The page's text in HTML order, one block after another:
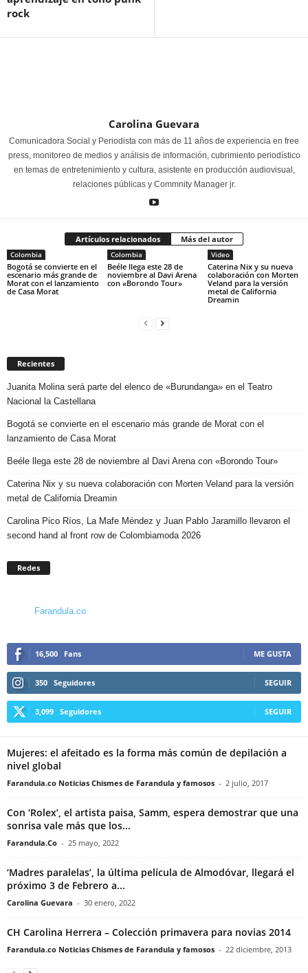
rock
Carolina Guevara
Comunicadora Social y Periodista con más de 11 años de experiencia en free
press, monitoreo de medios y análisis de información, cubrimiento periodístico
en temas de entretenimiento y cultura, asistente en producción audiovisual,
relaciones públicas y Commnity Manager jr.
Artículos relacionados Más del autor
Colombia
Bogotá se convierte en el
escenario más grande de
Morat con el lanzamiento
de Casa Morat
Colombia
Beéle llega este 28 de
noviembre al Davi Arena
con «Borondo Tour»
Video
Caterina Nix y su nueva
colaboración con Morten
Veland para la versión
metal de California
Dreamin
Recientes
Juanita Molina será parte del elenco de «Burundanga» en el Teatro
Nacional la Castellana
Bogotá se convierte en el escenario más grande de Morat con el
lanzamiento de Casa Morat
Beéle llega este 28 de noviembre al Davi Arena con «Borondo Tour»
Caterina Nix y su nueva colaboración con Morten Veland para la versión
metal de California Dreamin
Carolina Pico Ríos, La Mafe Méndez y Juan Pablo Jaramillo llevaron el
second hand al front row de Colombiamoda 2026
Redes
Farandula.co
16,500 Fans ME GUSTA
350 Seguidores SEGUIR
3,099 Seguidores SEGUIR
Mujeres: el afeitado es la forma más común de depilación a
nivel global
Farandula.co Noticias Chismes de Farandula y famosos - 2 julio, 2017
Con ‘Rolex’, el artista paisa, Samm, espera demostrar que una
sonrisa vale más que los...
Farandula.Co - 25 mayo, 2022
‘Madres paralelas’, la última película de Almodóvar, llegará el
próximo 3 de Febrero a...
Carolina Guevara - 30 enero, 2022
CH Carolina Herrera – Colección primavera para novias 2014
Farandula.co Noticias Chismes de Farandula y famosos - 22 diciembre, 2013